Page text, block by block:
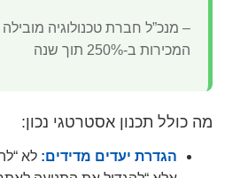
– מנכ”ל חברת טכנולוגיה
המכירות ב-250% תוך שנה
מה כולל תכנון אסטרטגי נכון:
הגדרת יעדים מדידים: לא